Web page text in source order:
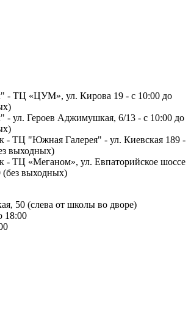
- ТЦ «ЦУМ», ул. Кирова 19 - с 10:00 до
- ул. Героев Аджимушкая, 6/13 - с 10:00 до
- ТЦ "Южная Галерея" - ул. Киевская 189 -
выходных)
- ТЦ «Меганом», ул. Евпаторийское шоссе
(без выходных)
50 (слева от школы во дворе)
18:00